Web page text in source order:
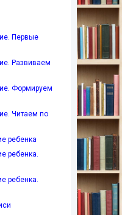
Первые
Развиваем
Формируем
Читаем по
ребенка
ребенка.
ребенка.